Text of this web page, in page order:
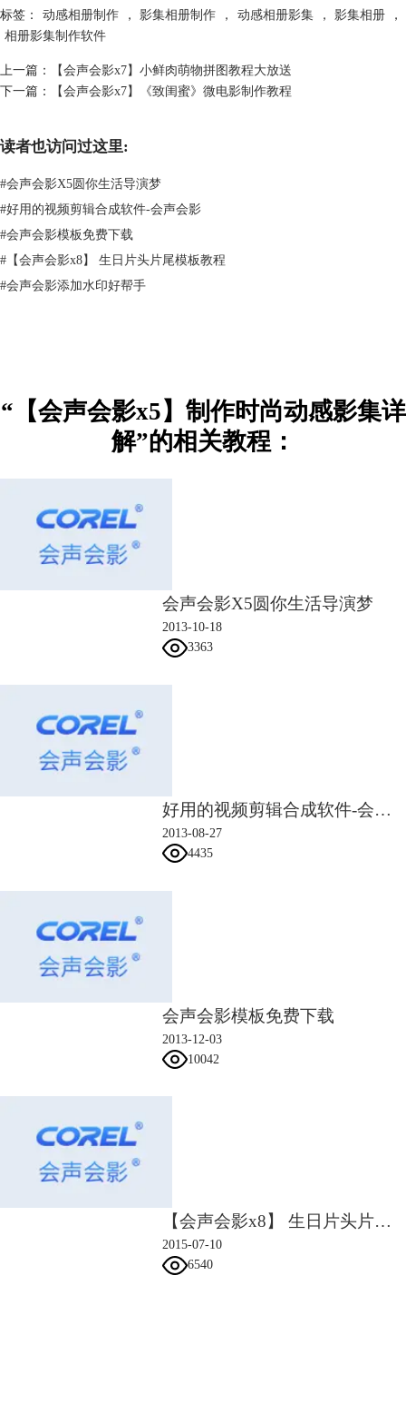
图片1：ps中处理的素材1
图片3：覆叠轨1上插入素材3
3、然后在覆叠轨3上导入图1所示的素材，右击设置自定义动作。素材是
从左边进入屏幕，然后再中间慢慢移动，移动过程中闪烁了一下，最后从
左边消失在屏幕中，调整素材位置的X轴数值和透明度即可。
4、首先调整位置的X轴数值，将数值调整为137，如图4所示；在00：05
的地方设置第二帧，将位置X轴数值调整为-36，如图5所示；在00:13设置
第三帧，将X轴数值调整为-28，如图6所示；在00:17设置第四帧，将X轴
01:09设置第七帧，X轴数值保持不变；在01:10设置第八帧，将阻光度数
值调整为0，如图9所示；在01:14设置第九帧，参数参考第九帧；在01:15
设置第十帧，参数参考第七帧；在01:18设置第十一帧，参数参考第四
整为-168，如图10所示，最后点击确定。
标签： 动感相册制作 ， 影集相册制作 ， 动感相册影集 ， 影集相册
，
相册影集制作软件
上一篇：
【会声会影x7】小鲜肉萌物拼图教程大放送
下一篇：
【会声会影x7】《致闺蜜》微电影制作教程
读者也访问过这里:
#会声会影X5圆你生活导演梦
#好用的视频剪辑合成软件-会声会影
#会声会影模板免费下载
# 【会声会影x8】 生日片头片尾模板教程
#会声会影添加水印好帮手
“【会声会影x5】制作时尚动感影集详
解”的相关教程：
会声会影X5圆你生活导演梦
2013-10-18
3363
好用的视频剪辑合成软件-会声会影
2013-08-27
4435
会声会影模板免费下载
2013-12-03
10042
【会声会影x8】 生日片头片尾模板教程
2015-07-10
6540